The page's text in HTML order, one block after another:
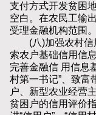
支付方式开发贫困
空白。在农民工输
受理金融机构范围。
(八)加强农村信
索农户基础信用信
完善金融信 用信息
村第一书记”、致富
户、新型农业经营
贫困户的信用评价